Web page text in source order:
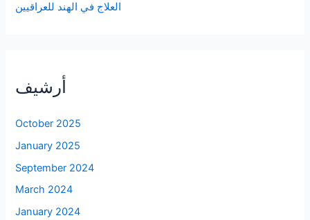
العلاج في الهند للعراقيين
أرشيف
October 2025
January 2025
September 2024
March 2024
January 2024